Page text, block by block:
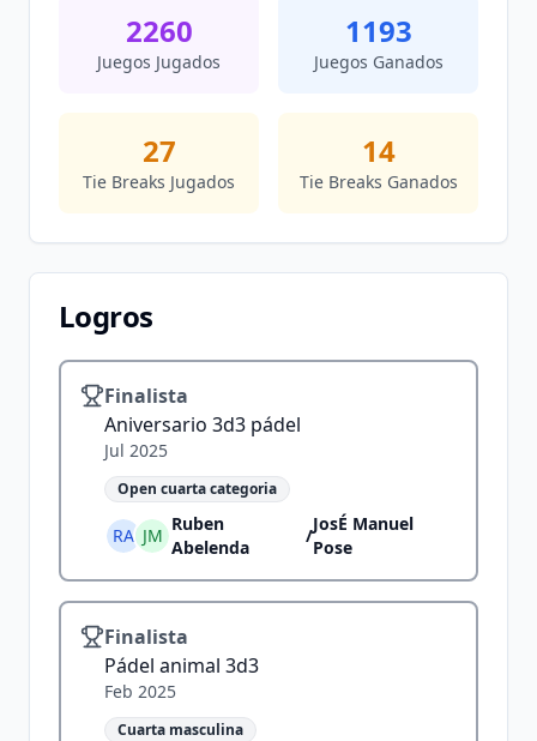
2260
Juegos Jugados
1193
Juegos Ganados
27
Tie Breaks Jugados
14
Tie Breaks Ganados
Logros
Finalista
Aniversario 3d3 pádel
Jul 2025
Open cuarta categoria
RA JM
Ruben
Abelenda
/
JosÉ Manuel
Pose
Finalista
Pádel animal 3d3
Feb 2025
Cuarta masculina